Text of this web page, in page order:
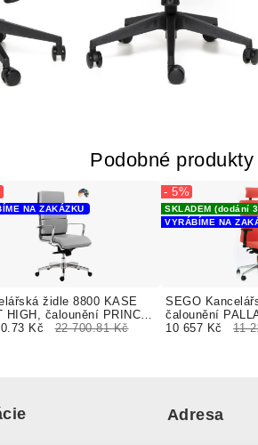
Podobné produkty
židle 8800 KASE
HIGH, čalounění PRINCE
NA ZAKÁZKU
Kč 22 700.81 Kč
SEGO
čalounění
čalouněná
SKLADEM (dodání
VYRÁBÍME NA
- 5%
10 657 Kč 11
Adresa